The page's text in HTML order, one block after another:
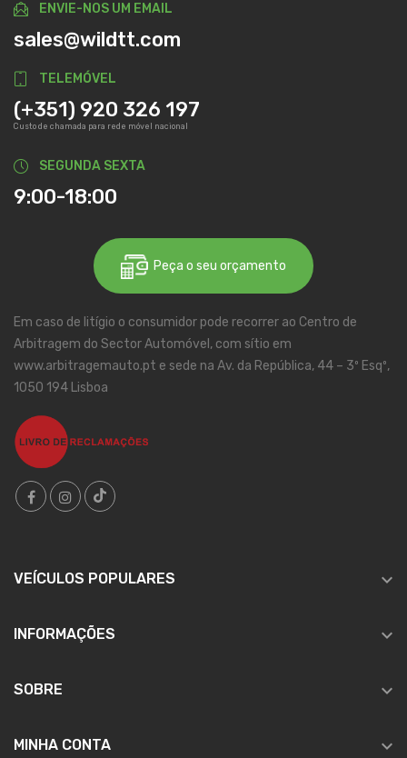
ENVIE-NOS UM EMAIL
sales@wildtt.com
TELEMÓVEL
(+351) 920 326 197
Custo de chamada para rede móvel nacional
SEGUNDA SEXTA
9:00-18:00
Peça o seu orçamento
Em caso de litígio o consumidor pode recorrer ao Centro de
Arbitragem do Sector Automóvel, com sítio em
www.arbitragemauto.pt e sede na Av. da República, 44 – 3º Esqº,
1050 194 Lisboa
VEÍCULOS POPULARES 
INFORMAÇÕES 
SOBRE 
MINHA CONTA 